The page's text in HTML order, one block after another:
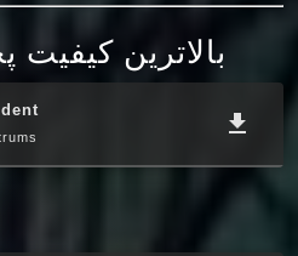
بالاترین
file_download